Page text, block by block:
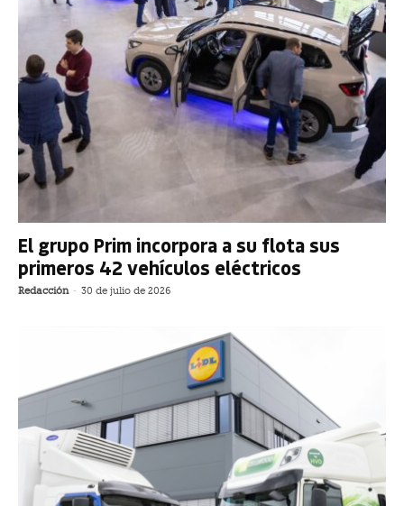
El grupo Prim incorpora a su flota sus
primeros 42 vehículos eléctricos
Redacción - 30 de julio de 2026